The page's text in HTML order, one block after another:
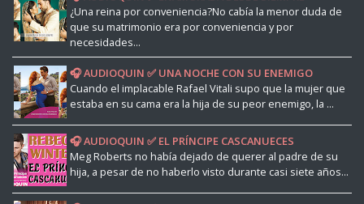
¿Una reina por conveniencia?No cabía la menor duda de
que su matrimonio era por conveniencia y por
necesidades...
🎧 AUDIOQUIN ✅ UNA NOCHE CON SU ENEMIGO
Cuando el implacable Rafael Vitali supo que la mujer que
estaba en su cama era la hija de su peor enemigo, la ...
🎧 AUDIOQUIN ✅ EL PRÍNCIPE CASCANUECES
Meg Roberts no había dejado de querer al padre de su
hija, a pesar de no haberlo visto durante casi siete años...